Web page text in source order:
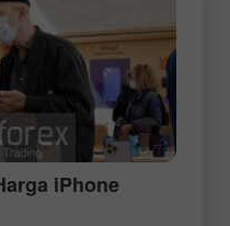
iPhone